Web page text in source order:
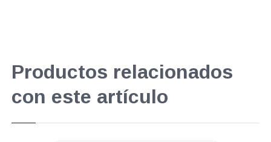
Productos relacionados
con este artículo